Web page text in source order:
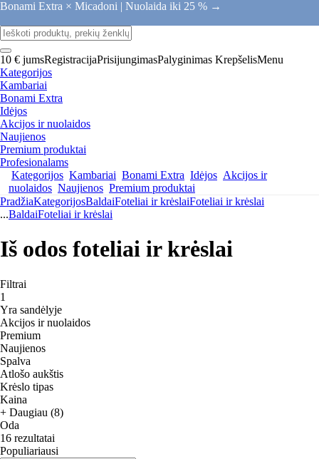
Bonami Extra × Micadoni | Nuolaida iki 25 % →
10 € jumsRegistracijaPrisijungimasPalyginimas KrepšelisMenu
Kategorijos
Kambariai
Bonami Extra
Idėjos
Akcijos ir nuolaidos
Naujienos
Premium produktai
Profesionalams
Kategorijos Kambariai Bonami Extra Idėjos Akcijos ir
nuolaidos Naujienos Premium produktai
PradžiaKategorijosBaldaiFoteliai ir krėslaiFoteliai ir krėslai
...BaldaiFoteliai ir krėslai
Iš odos foteliai ir krėslai
Filtrai
1
Yra sandėlyje
Akcijos ir nuolaidos
Premium
Naujienos
Spalva
Atlošo aukštis
Krėslo tipas
Kaina
+ Daugiau (8)
Oda
16 rezultatai
Populiariausi